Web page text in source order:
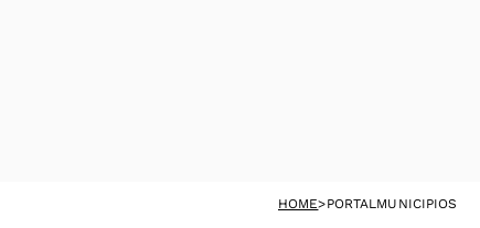
HOME>PORTALMUNICIPIOS